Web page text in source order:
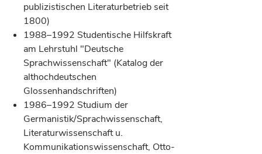
publizistischen Literaturbetrieb seit
1800)
1988–1992 Studentische Hilfskraft
am Lehrstuhl "Deutsche
Sprachwissenschaft" (Katalog der
althochdeutschen
Glossenhandschriften)
1986–1992 Studium der
Germanistik/Sprachwissenschaft,
Literaturwissenschaft u.
Kommunikationswissenschaft, Otto-